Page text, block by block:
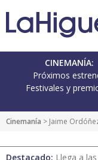
CINEMANÍA:
Próximos
Festivales y
Cinemanía > Jaime
Destacado: Llega a